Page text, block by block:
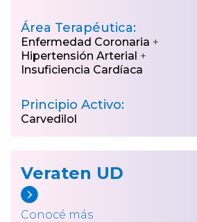
Área Terapéutica:
Enfermedad Coronaria +
Hipertensión Arterial +
Insuficiencia Cardíaca
Principio Activo:
Carvedilol
Veraten UD
Conocé más